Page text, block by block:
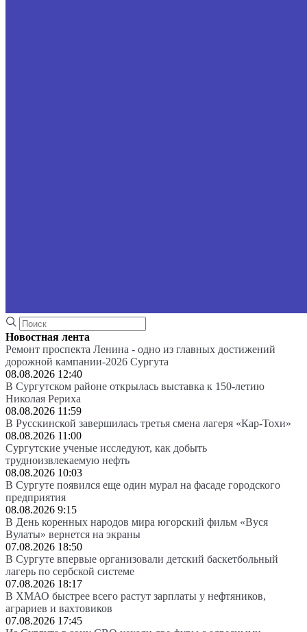
Новостная лента
Ремонт проспекта Ленина - одно из главных достижений
дорожной кампании-2026 Сургута
08.08.2026 12:40
В Сургутском районе открылась выставка к 150-летию
Николая Рериха
08.08.2026 11:59
В Русскинской завершилась третья смена лагеря «Кар-Тохи»
08.08.2026 11:00
Сургутские ученые исследуют, как добыть
трудноизвлекаемую нефть
08.08.2026 10:03
В Сургуте появился еще один мурал на фасаде городского
предприятия
08.08.2026 9:15
В День коренных народов мира югорский фильм «Вуся
Вулаты» вернется на экраны
07.08.2026 18:50
В Сургуте впервые организовали детский баскетбольный
лагерь по сербской системе
07.08.2026 18:17
В ХМАО быстрее всего растут зарплаты у нефтяников,
аграриев и вахтовиков
07.08.2026 17:45